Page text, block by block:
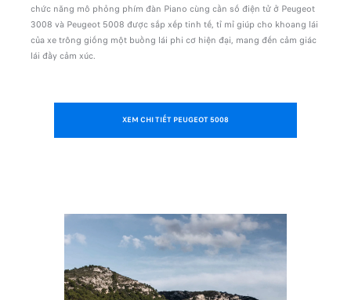
chức năng mô phỏng phím đàn Piano cùng cần số điện tử ở Peugeot
3008 và Peugeot 5008 được sắp xếp tinh tế, tỉ mỉ giúp cho khoang lái
của xe trông giống một buồng lái phi cơ hiện đại, mang đến cảm giác
lái đầy cảm xúc.
XEM CHI TIẾT PEUGEOT 5008